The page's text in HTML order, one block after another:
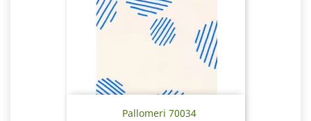
Pallomeri 70034